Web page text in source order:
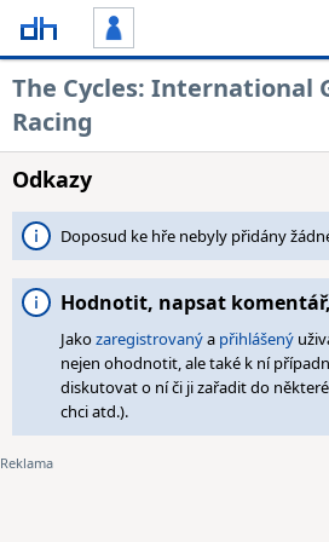
The Cycles: International
Racing
Odkazy
Doposud ke hře nebyly přidány
Hodnotit, napsat
Jakozaregistrovanýa přihlášený
nejen ohodnotit, ale také k ní
diskutovat o ní či ji zařadit do
chci atd.).